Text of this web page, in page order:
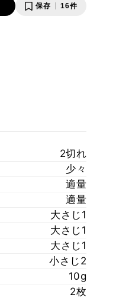
保存 16件
2切れ
少々
適量
適量
大さじ1
大さじ1
大さじ1
小さじ2
10g
2枚